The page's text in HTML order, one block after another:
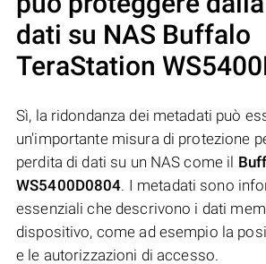
dati su NAS Buffalo
TeraStation
Sì, la ridondanza dei metadati può
un'importante misura di protezione
perdita di dati su un NAS come il
WS5400D0804. I metadati sono
essenziali che descrivono i dati
dispositivo, come ad esempio la
e le autorizzazioni di accesso.